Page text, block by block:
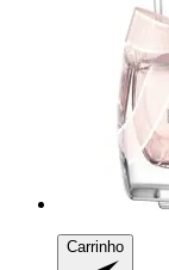
Carrinho